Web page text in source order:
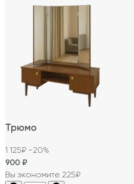
Трюмо
1 125₽ −20%
900 ₽
Вы экономите 225₽